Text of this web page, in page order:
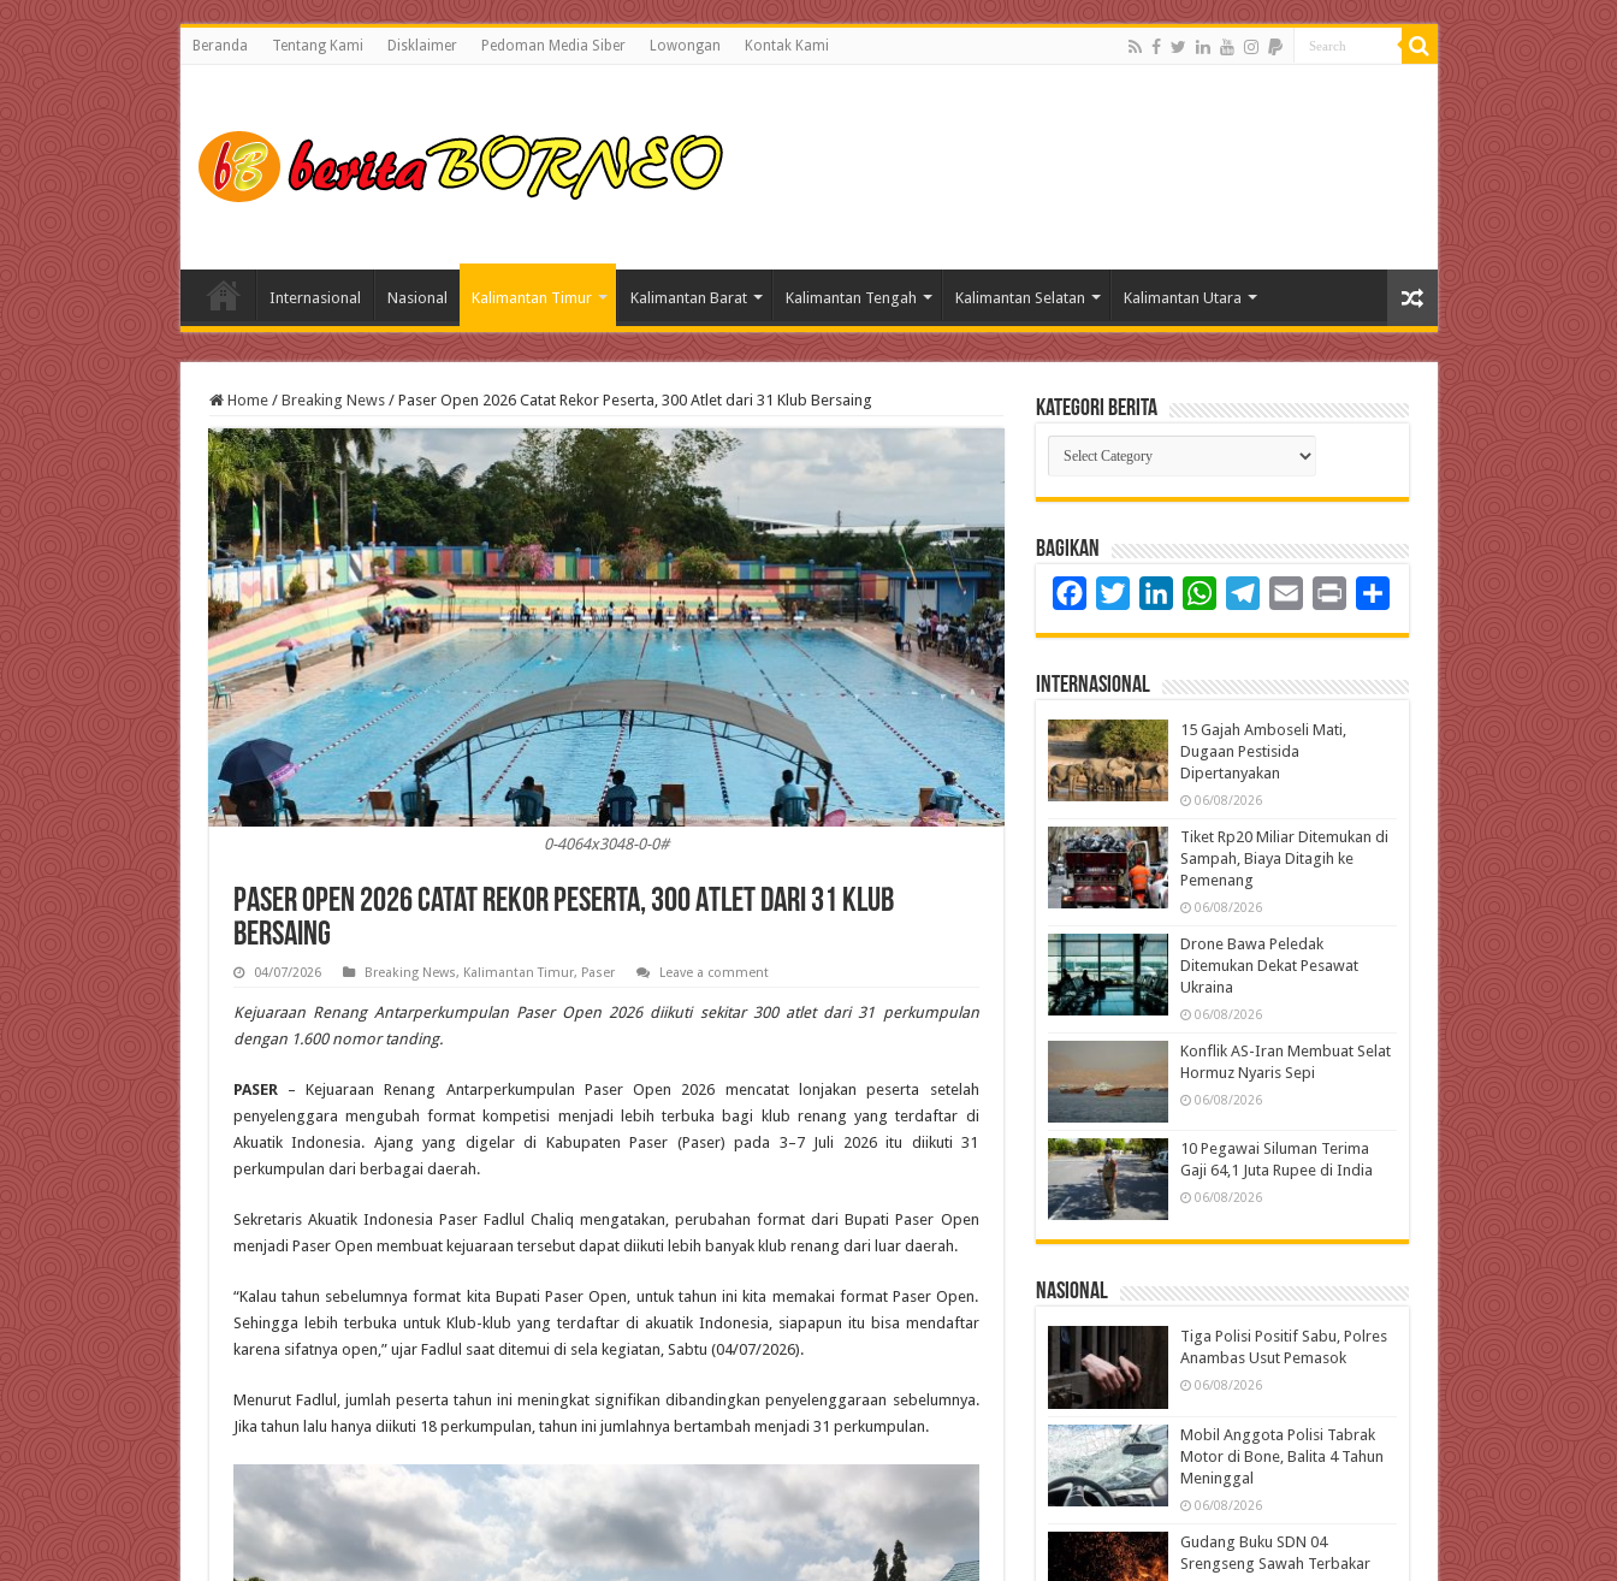
Beranda Tentang Kami Disklaimer Pedoman Media Siber Lowongan Kontak Kami
Internasional Nasional Kalimantan Timur Kalimantan Barat Kalimantan Tengah Kalimantan Selatan Kalimantan Utara
Home / Breaking News / Paser Open 2026 Catat Rekor Peserta, 300 Atlet dari 31 Klub Bersaing
0-4064x3048-0-0#
Paser Open 2026 Catat Rekor Peserta, 300 Atlet dari 31 Klub
Bersaing
04/07/2026 Breaking News, Kalimantan Timur, Paser Leave a comment
Kejuaraan Renang Antarperkumpulan Paser Open 2026 diikuti sekitar 300 atlet dari 31 perkumpulan
dengan 1.600 nomor tanding.
PASER– Kejuaraan Renang Antarperkumpulan Paser Open 2026 mencatat lonjakan peserta setelah
penyelenggara mengubah format kompetisi menjadi lebih terbuka bagi klub renang yang terdaftar di
Akuatik Indonesia. Ajang yang digelar di Kabupaten Paser (Paser) pada 3–7 Juli 2026 itu diikuti 31
perkumpulan dari berbagai daerah.
Sekretaris Akuatik Indonesia Paser Fadlul Chaliq mengatakan, perubahan format dari Bupati Paser Open
menjadi Paser Open membuat kejuaraan tersebut dapat diikuti lebih banyak klub renang dari luar daerah.
“Kalau tahun sebelumnya format kita Bupati Paser Open, untuk tahun ini kita memakai format Paser Open.
Sehingga lebih terbuka untuk Klub-klub yang terdaftar di akuatik Indonesia, siapapun itu bisa mendaftar
karena sifatnya open,” ujar Fadlul saat ditemui di sela kegiatan, Sabtu (04/07/2026).
Menurut Fadlul, jumlah peserta tahun ini meningkat signifikan dibandingkan penyelenggaraan sebelumnya.
Jika tahun lalu hanya diikuti 18 perkumpulan, tahun ini jumlahnya bertambah menjadi 31 perkumpulan.
Kategori Berita
Kategori
Berita
Bagikan
FacebookTwitterLinkedInWhatsAppTelegram
Email Print
Internasional
15 Gajah Amboseli Mati,
Dugaan Pestisida
Dipertanyakan
06/08/2026
Tiket Rp20 Miliar Ditemukan di
Sampah, Biaya Ditagih ke
Pemenang
06/08/2026
Drone Bawa Peledak
Ditemukan Dekat Pesawat
Ukraina
06/08/2026
Konflik AS-Iran Membuat Selat
Hormuz Nyaris Sepi
06/08/2026
10 Pegawai Siluman Terima
Gaji 64,1 Juta Rupee di India
06/08/2026
Nasional
Tiga Polisi Positif Sabu, Polres
Anambas Usut Pemasok
06/08/2026
Mobil Anggota Polisi Tabrak
Motor di Bone, Balita 4 Tahun
Meninggal
06/08/2026
Gudang Buku SDN 04
Srengseng Sawah Terbakar